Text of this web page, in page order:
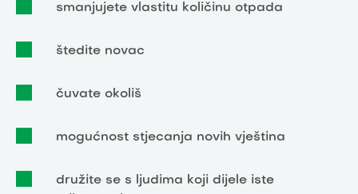
smanjujete vlastitu količinu otpada
štedite novac
čuvate okoliš
mogućnost stjecanja novih vještina
družite se s ljudima koji dijele iste